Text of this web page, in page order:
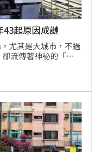
起原因成謎
尤其是大城市，不過
流傳著神秘的「中
原因出現身體不適症
空氣檢測，卻查不
告作法，並改善工作
適的情況，卻未見好